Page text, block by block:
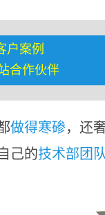
户案例
合作伙伴
做得寒碜，还
己的技术部团